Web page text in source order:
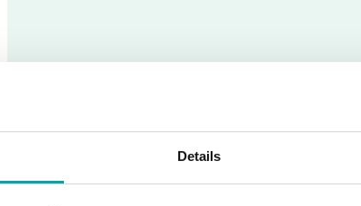
Details